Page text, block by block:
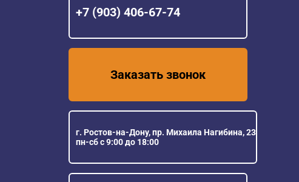
+7 (903) 406-67-74
Заказать звонок
г. Ростов-на-Дону, пр. Михаила Нагибина, 23
пн-сб с 9:00 до 18:00